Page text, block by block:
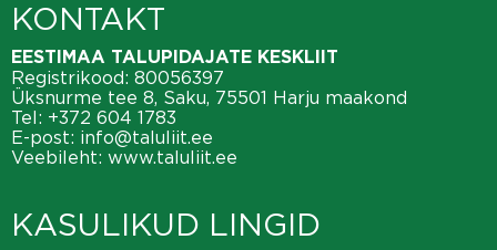
KONTAKT
EESTIMAA TALUPIDAJATE KESKLIIT
Registrikood: 80056397
Üksnurme tee 8, Saku, 75501 Harju maakond
Tel: +372 604 1783
E-post: info@taluliit.ee
Veebileht: www.taluliit.ee
KASULIKUD LINGID